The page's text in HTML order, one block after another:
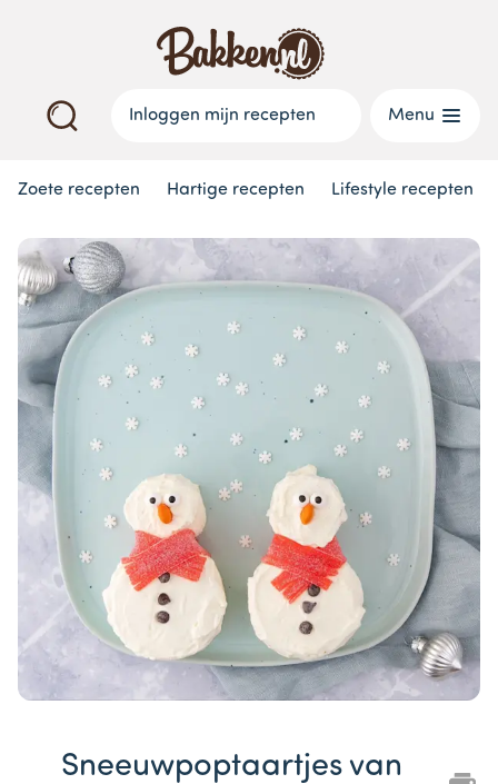
Inloggen mijn recepten Menu
Zoete recepten Hartige recepten Lifestyle recepten
Sneeuwpoptaartjes van